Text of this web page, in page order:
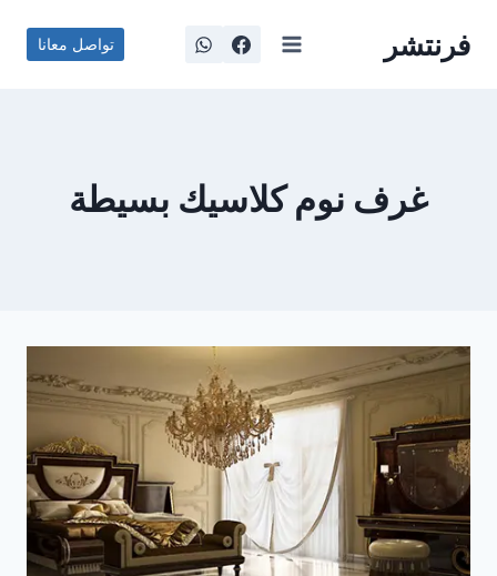
فرنتشر تواصل معانا
غرف نوم كلاسيك بسيطة